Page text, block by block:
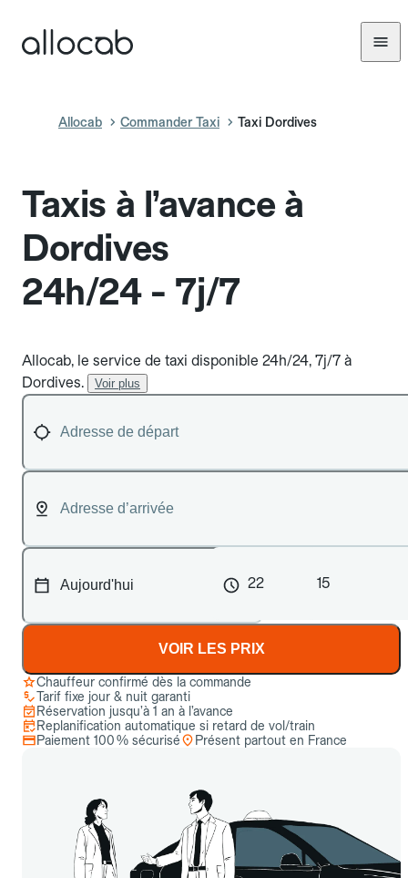
Allocab Commander Taxi Taxi Dordives
Taxis à l’avance à
Dordives
24h/24 - 7j/7
Allocab, le service de taxi disponible 24h/24, 7j/7 à
Dordives.
Voir plus
22 15
VOIR LES PRIX
Chauffeur confirmé dès la commande
Tarif fixe jour & nuit garanti
Réservation jusqu’à 1 an à l’avance
Replanification automatique si retard de vol/train
Paiement 100 % sécurisé
Présent partout en France